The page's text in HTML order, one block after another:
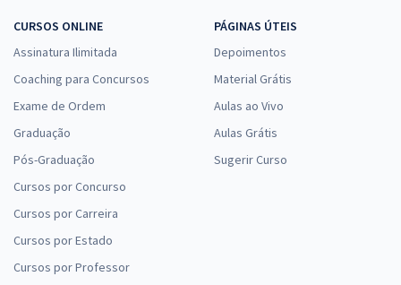
CURSOS ONLINE
Assinatura Ilimitada
Coaching para Concursos
Exame de Ordem
Graduação
Pós-Graduação
Cursos por Concurso
Cursos por Carreira
Cursos por Estado
Cursos por Professor
PÁGINAS ÚTEIS
Depoimentos
Material Grátis
Aulas ao Vivo
Aulas Grátis
Sugerir Curso